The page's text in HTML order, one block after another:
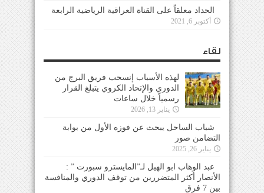
الحداد معلقاً على القناة العراقية الرياضية الرابعة
أكتوبر 6, 2021
لقاء
لهذه الأسباب إنسحب فريق البرج من
الدوري والإتحاد الكروي يتبلغ القرار
رسمياً خلال ساعات
يناير 13, 2026
شباب الساحل يبحث عن فوزه الأول من بوابة
التضامن صور
يناير 26, 2025
عبد الوهاب ابو الهيل لـ”المايسترو سبورت ” :
الأنصار أكثر المتضررين من توقف الدوري والمنافسة
بين 7 فرق